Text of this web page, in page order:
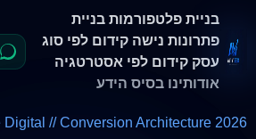
בניית פלטפורמות בניית
פתרונות נישה קידום לפי סוג
עסק קידום לפי אסטרטגיה
אודותינו בסיס הידע
Digital // Conversion Architecture 2026